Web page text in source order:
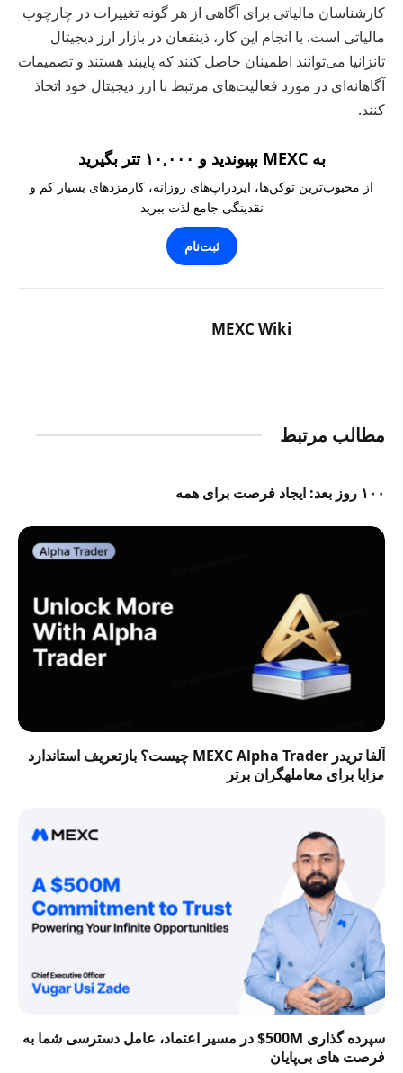
کارشناسان مالیاتی برای آگاهی از هر گونه تغییرات در چارچوب
مالیاتی است. با انجام این کار، ذینفعان در بازار ارز دیجیتال
تانزانیا می‌توانند اطمینان حاصل کنند که پایبند هستند و تصمیمات
آگاهانه‌ای در مورد فعالیت‌های مرتبط با ارز دیجیتال خود اتخاذ
کنند.
به MEXC بپیوندید و ۱۰,۰۰۰ تتر بگیرید
از محبوب‌ترین توکن‌ها، ایردراپ‌های روزانه، کارمزدهای بسیار کم و
نقدینگی جامع لذت ببرید
ثبت‌نام
MEXC Wiki
مطالب مرتبط
۱۰۰ روز بعد: ایجاد فرصت برای همه
آلفا تریدر MEXC Alpha Trader چیست؟ بازتعریف استاندارد
مزایا برای معاملهگران برتر
سپرده گذاری 500M$ در مسیر اعتماد، عامل دسترسی شما به
فرصت‌ های بی‌پایان